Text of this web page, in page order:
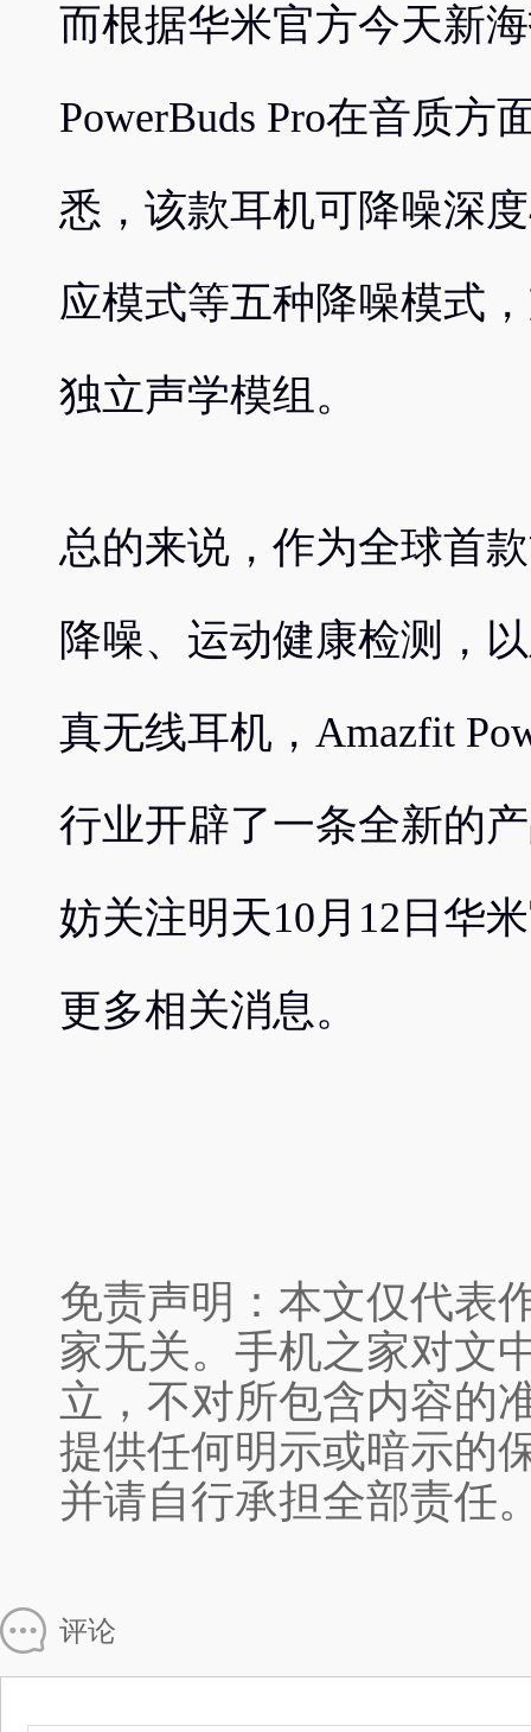
而根据华米官方今天新
PowerBuds Pro在音质方
悉，该款耳机可降噪深
应模式等五种降噪模式
独立声学模组。
总的来说，作为全球首
降噪、运动健康检测，
真无线耳机，Amazfit
行业开辟了一条全新的
妨关注明天10月12日华
更多相关消息。
免责声明：本文仅代表
家无关。手机之家对文
立，不对所包含内容的
提供任何明示或暗示的
并请自行承担全部责任
评论